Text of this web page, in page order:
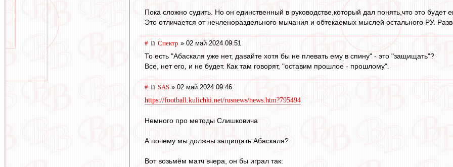
Пока сложно судить. Но он единственный в руководстве,который дал понять,что это будет
Это отличается от нечленораздельного мычания и обтекаемых мыслей остального РУ.
# Спектр » 02 май 2024 09:51
То есть "Абаскаля уже нет, давайте хотя бы не плевать ему в спину" - это "защищать"?
Все, нет его, и не будет. Как там говорят, "оставим прошлое - прошлому".
# SAS » 02 май 2024 09:46
https://football.kulichki.net/rusnews/news.htm?795494
Немного про методы Слишковича
А почему мы должны защищать Абаскаля?
Вот возьмём матч вчера, он бы играл так: